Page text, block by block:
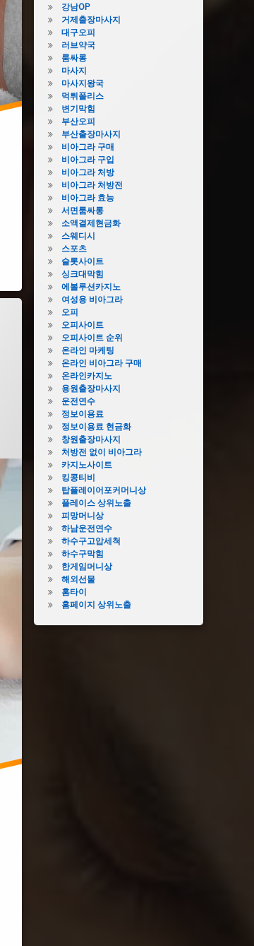
강남OP
거제출장마사지
대구오피
러브약국
룸싸롱
마사지
마사지왕국
먹튀폴리스
변기막힘
부산오피
부산출장마사지
비아그라 구매
비아그라 구입
비아그라 처방
비아그라 처방전
비아그라 효능
서면룸싸롱
소액결제현금화
스웨디시
스포츠
슬롯사이트
싱크대막힘
에볼루션카지노
여성용 비아그라
오피
오피사이트
오피사이트 순위
온라인 마케팅
온라인 비아그라 구매
온라인카지노
용원출장마사지
운전연수
정보이용료
정보이용료 현금화
창원출장마사지
처방전 없이 비아그라
카지노사이트
킹콩티비
탑플레이어포커머니상
플레이스 상위노출
피망머니상
하남운전연수
하수구고압세척
하수구막힘
한게임머니상
해외선물
홈타이
홈페이지 상위노출